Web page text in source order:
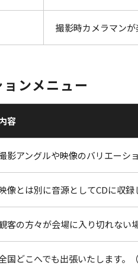
撮影時カメラマン
ンメニュー
容
影アングルや映像のバリエーシ
像とは別に音源としてCDに収録
客の方々が会場に入り切れない
国どこへでも出張いたします。